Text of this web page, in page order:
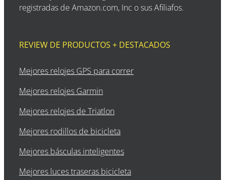
registradas de Amazon.com, Inc o sus Afiliafos.
REVIEW DE PRODUCTOS + DESTACADOS
Mejores relojes GPS para correr
Mejores relojes Garmin
Mejores relojes de Triatlon
Mejores rodillos de bicicleta
Mejores básculas inteligentes
Mejores luces traseras bicicleta